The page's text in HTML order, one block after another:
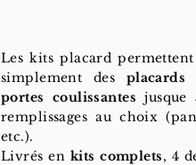
Les kits placard
simplement des placards
portes coulissantes jusque
remplissages au choix
etc.).
Livrés en kits complets, 4